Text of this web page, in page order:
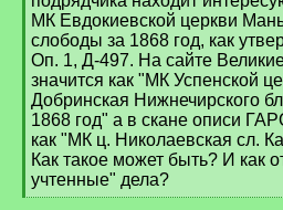
МК Евдокиевской церкви
слободы за 1868 год, как
Оп. 1, Д-497. На сайте
значится как "МК Успенской
Добринская Нижнечирского
1868 год" а в скане описи
как "МК ц. Николаевская сл.
Как такое может быть? И как
учтенные" дела?
[